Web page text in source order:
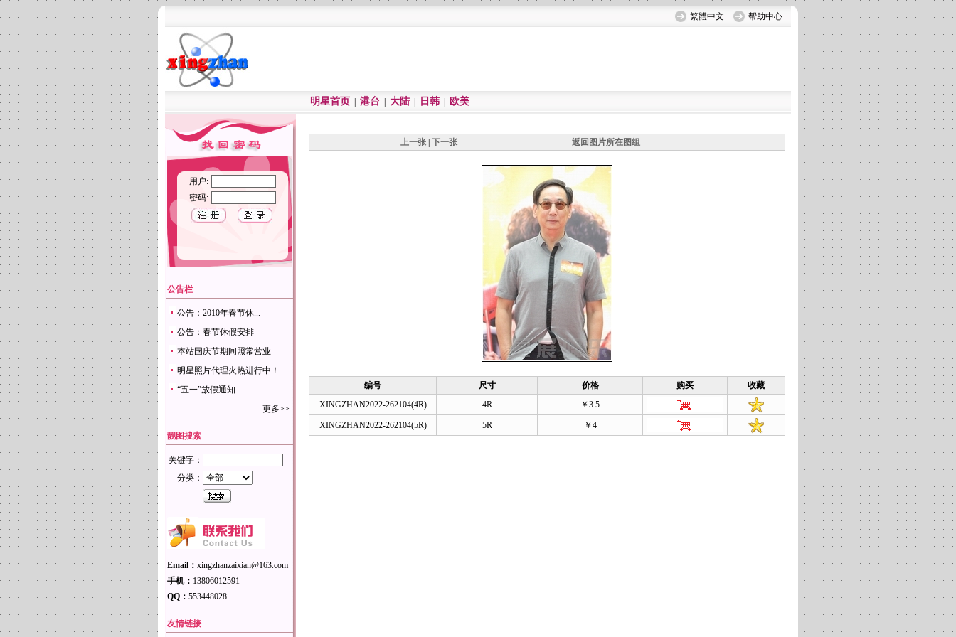
繁體中文 帮助中心
明星首页 港台 大陆 日韩 欧美
用户:
密码:
公告栏
公告：2010年春节休...
公告：春节休假安排
本站国庆节期间照常营业
明星照片代理火热进行中！
“五一”放假通知
更多>>
靓图搜索
关键字：
分类：
Email： xingzhanzaixian@163.com
手机： 13806012591
QQ： 553448028
友情链接
上一张 下一张 返回图片所在图组
编号 尺寸 价格 购买
收藏
XINGZHAN2022-262104(4R)
4R ￥3.5
XINGZHAN2022-262104(5R) 5R ￥4